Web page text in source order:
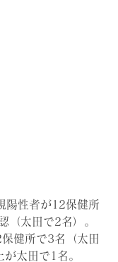
陽性者が12保健所
（太田で2名）。
健所で3名（太田
太田で1名。